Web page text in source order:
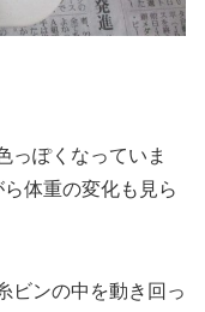
っぽくなっていま
体重の変化も見ら
ビンの中を動き回っ